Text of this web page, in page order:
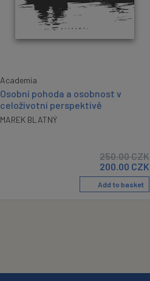
Academia
Osobní pohoda a osobnost v
celoživotní perspektivě
MAREK BLATNÝ
250.00CZK
200.00 CZK
Add to basket